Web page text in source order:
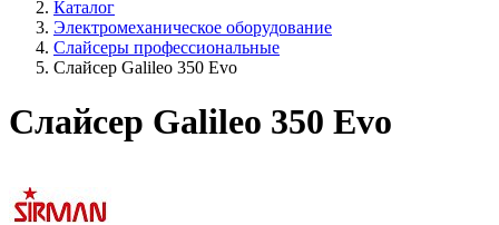
Каталог
Электромеханическое оборудование
Слайсеры профессиональные
Слайсер Galileo 350 Evo
Слайсер Galileo 350 Evo